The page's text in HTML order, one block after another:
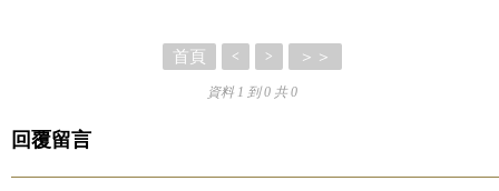
首頁 < > ＞＞
資料 1 到 0 共 0
回覆留言